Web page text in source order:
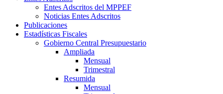
Entes Adscritos del MPPEF
Noticias Entes Adscritos
Publicaciones
Estadísticas Fiscales
Gobierno Central Presupuestario
Ampliada
Mensual
Trimestral
Resumida
Mensual